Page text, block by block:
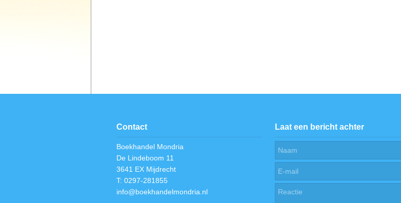
Contact
Boekhandel Mondria
De Lindeboom 11
3641 EX Mijdrecht
T: 0297-281855
info@boekhandelmondria.nl
Laat een bericht achter